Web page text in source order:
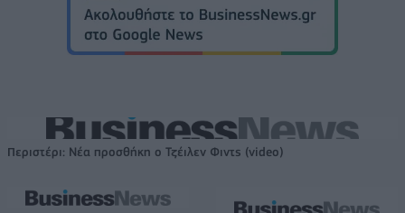
Περιστέρι: Νέα προσθήκη ο Τζέιλεν Φιντς (video)